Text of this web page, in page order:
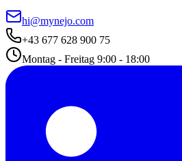
hi@mynejo.com
+43 677 628 900 75
Montag - Freitag 9:00 - 18:00